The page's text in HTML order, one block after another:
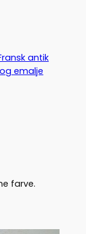
antik
emalje
farve.